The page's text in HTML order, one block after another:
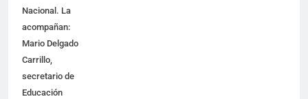
Nacional. La
acompañan:
Mario Delgado
Carrillo,
secretario de
Educación